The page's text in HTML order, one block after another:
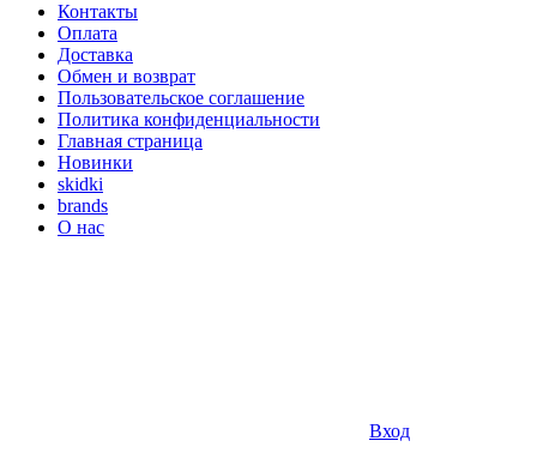
Контакты
Оплата
Доставка
Обмен и возврат
Пользовательское соглашение
Политика конфиденциальности
Главная страница
Новинки
skidki
brands
О нас
Вход